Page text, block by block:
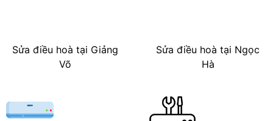
Sửa điều hoà tại Giảng
Võ
Sửa điều hoà tại Ngọc
Hà